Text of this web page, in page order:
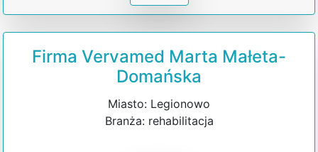
Firma Vervamed Marta Małeta-
Domańska
Miasto: Legionowo
Branża: rehabilitacja